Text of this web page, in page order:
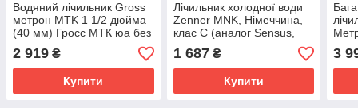
Водяний лічильник Gross
метрон MTK 1 1/2 дюйма
(40 мм) Гросс МТК юа без
КМЧ
2 919 ₴
Купити
Лічильник холодної води
Zenner MNK, Німеччина,
клас С (аналог Sensus,
Gross) 3/4" (20 мм) Ду 20
1 687₴
Купити
мм)
без
3